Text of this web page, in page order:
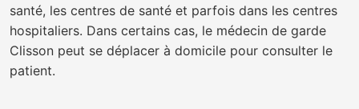
santé, les centres de santé et parfois dans les centres
hospitaliers. Dans certains cas, le médecin de garde
Clisson peut se déplacer à domicile pour consulter le
patient.